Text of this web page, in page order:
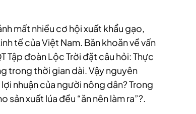
mất nhiều cơ hội xuất khẩu gạo,
tế của Việt Nam. Băn khoăn về vấn
Tập đoàn Lộc Trời đặt câu hỏi: Thực
trong thời gian dài. Vậy nguyên
nhuận của người nông dân? Trong
xuất lúa đều “ăn nên làm ra”?.